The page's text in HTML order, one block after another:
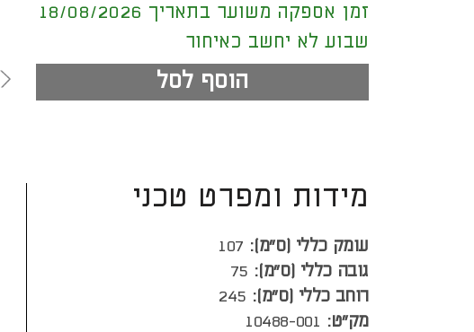
זמן אספקה משוער בתאריך 18/08/2026
שבוע לא יחשב כאיחור
הוסף לסל
מידות ומפרט טכני
עומק כללי (ס”מ): 107
גובה כללי (ס”מ): 75
רוחב כללי (ס”מ): 245
מק"ט: 10488-001